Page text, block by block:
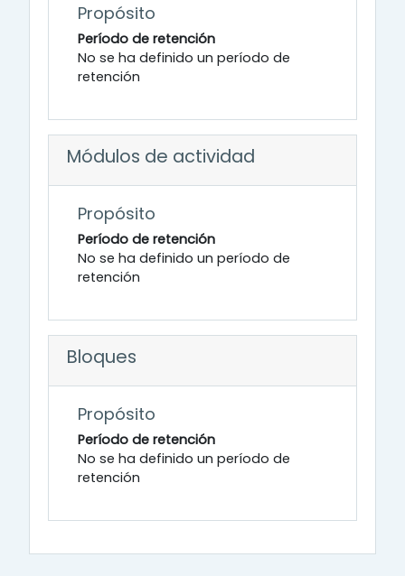
Propósito
Período de retención
No se ha definido un período de
retención
Módulos de actividad
Propósito
Período de retención
No se ha definido un período de
retención
Bloques
Propósito
Período de retención
No se ha definido un período de
retención